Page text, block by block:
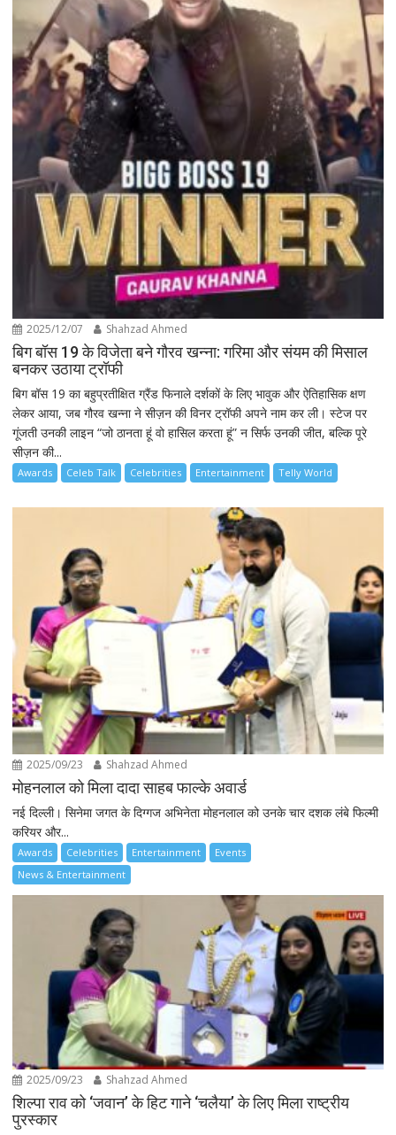
2025/12/07 Shahzad Ahmed
बिग बॉस 19 के विजेता बने गौरव खन्ना: गरिमा और संयम की मिसाल
बनकर उठाया ट्रॉफी
बिग बॉस 19 का बहुप्रतीक्षित ग्रैंड फिनाले दर्शकों के लिए भावुक और ऐतिहासिक क्षण
लेकर आया, जब गौरव खन्ना ने सीज़न की विनर ट्रॉफी अपने नाम कर ली। स्टेज पर
गूंजती उनकी लाइन “जो ठानता हूं वो हासिल करता हूं” न सिर्फ उनकी जीत, बल्कि पूरे
सीज़न की...
Awards Celeb Talk Celebrities Entertainment Telly World
2025/09/23 Shahzad Ahmed
मोहनलाल को मिला दादा साहब फाल्के अवार्ड
नई दिल्ली। सिनेमा जगत के दिग्गज अभिनेता मोहनलाल को उनके चार दशक लंबे फिल्मी
करियर और...
Awards Celebrities Entertainment
Events
News & Entertainment
2025/09/23 Shahzad Ahmed
शिल्पा राव को ‘जवान’ के हिट गाने ‘चलैया’ के लिए मिला राष्ट्रीय
पुरस्कार